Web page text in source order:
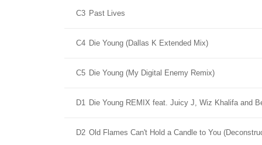
C3 Past Lives
C4 Die Young (Dallas K Extended Mix)
C5 Die Young (My Digital Enemy Remix)
D1 Die Young REMIX feat. Juicy J, Wiz Khalifa and
D2 Old Flames Can't Hold a Candle to You